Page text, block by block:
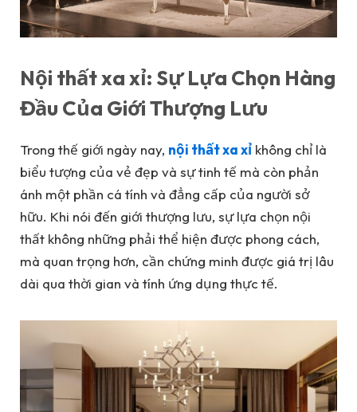
Nội thất xa xỉ: Sự Lựa Chọn Hàng
Đầu Của Giới Thượng Lưu
Trong thế giới ngày nay, nội thất xa xỉ không chỉ là
biểu tượng của vẻ đẹp và sự tinh tế mà còn phản
ánh một phần cá tính và đẳng cấp của người sở
hữu. Khi nói đến giới thượng lưu, sự lựa chọn nội
thất không những phải thể hiện được phong cách,
mà quan trọng hơn, cần chứng minh được giá trị lâu
dài qua thời gian và tính ứng dụng thực tế.